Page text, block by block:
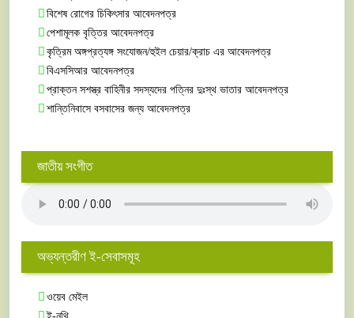
বিশেষ রোগের চিকিৎসার আবেদনপত্র
পেশামূলক বৃত্তির আবেদনপত্র
কৃত্রিম অঙ্গপ্রত্যঙ্গ সংযোজন/হুইল চেয়ার/ক্রাচ এর আবেদনপত্র
বিএসসিআর আবেদনপত্র
প্রাক্তন সশস্ত্র বাহিনীর সদস্যদের পত্নির দুঃস্থ ভাতার আবেদনপত্র
শান্তিনিবাসে বসবাসের জন্য আবেদনপত্র
জাতীয় সংগীত
অভ্যন্তরীণ ই-সেবাসমূহ
ওয়েব মেইল